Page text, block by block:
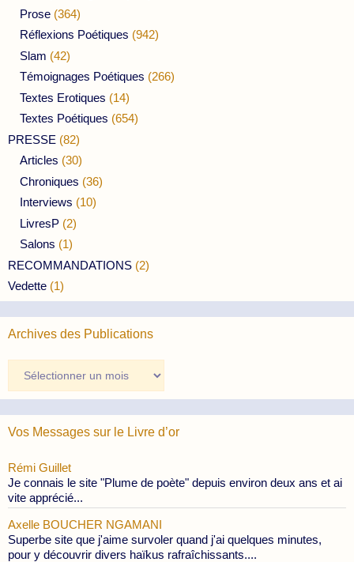
Prose (364)
Réflexions Poétiques (942)
Slam (42)
Témoignages Poétiques (266)
Textes Erotiques (14)
Textes Poétiques (654)
PRESSE (82)
Articles (30)
Chroniques (36)
Interviews (10)
LivresP (2)
Salons (1)
RECOMMANDATIONS (2)
Vedette (1)
Archives des Publications
des
Publications
Vos Messages sur le Livre d’or
Rémi Guillet
Je connais le site "Plume de poète" depuis environ deux ans et ai
vite apprécié...
Axelle BOUCHER NGAMANI
Superbe site que j'aime survoler quand j'ai quelques minutes,
pour y découvrir divers haïkus rafraîchissants....